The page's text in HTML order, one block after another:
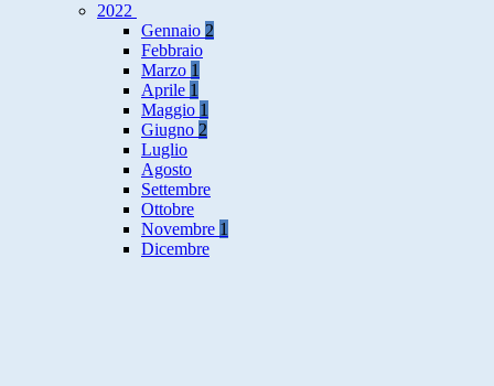
2022
Gennaio 2
Febbraio
Marzo 1
Aprile 1
Maggio 1
Giugno 2
Luglio
Agosto
Settembre
Ottobre
Novembre 1
Dicembre